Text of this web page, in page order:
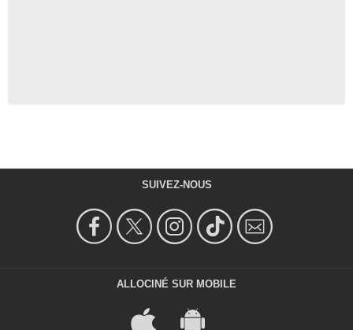
SUIVEZ-NOUS
ALLOCINÉ SUR MOBILE